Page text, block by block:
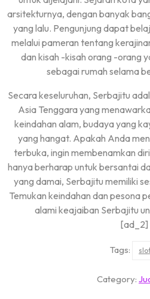
arsitekturnya, dengan banyak
yang lalu. Pengunjung dapat
melalui pameran tentang
dan kisah -kisah orang -orang
sebagai rumah selama
Secara keseluruhan, Serbajitu
Asia Tenggara yang
keindahan alam, budaya yang
yang hangat. Apakah Anda
terbuka, ingin membenamkan
hanya berharap untuk bersantai
yang damai, Serbajitu memiliki
Temukan keindahan dan pesona
alami keajaiban Serbajitu
[ad_2]
Tags:
Category: